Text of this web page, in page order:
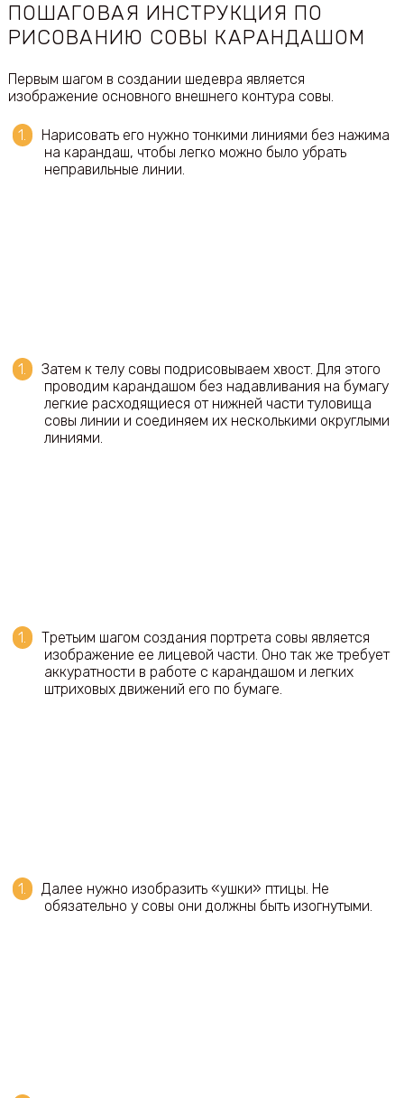
ПОШАГОВАЯ ИНСТРУКЦИЯ ПО
РИСОВАНИЮ СОВЫ КАРАНДАШОМ
Первым шагом в создании шедевра является
изображение основного внешнего контура совы.
Нарисовать его нужно тонкими линиями без нажима
на карандаш, чтобы легко можно было убрать
неправильные линии.
Затем к телу совы подрисовываем хвост. Для этого
проводим карандашом без надавливания на бумагу
легкие расходящиеся от нижней части туловища
совы линии и соединяем их несколькими округлыми
линиями.
Третьим шагом создания портрета совы является
изображение ее лицевой части. Оно так же требует
аккуратности в работе с карандашом и легких
штриховых движений его по бумаге.
Далее нужно изобразить «ушки» птицы. Не
обязательно у совы они должны быть изогнутыми.